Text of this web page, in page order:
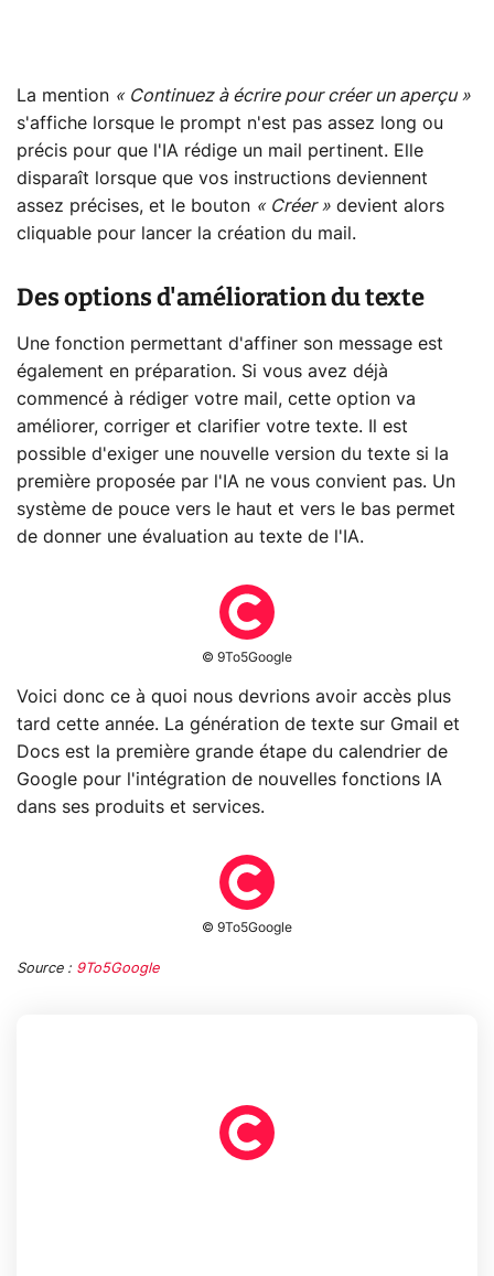
La mention « Continuez à écrire pour créer un aperçu »
s'affiche lorsque le prompt n'est pas assez long ou
précis pour que l'IA rédige un mail pertinent. Elle
disparaît lorsque que vos instructions deviennent
assez précises, et le bouton « Créer » devient alors
cliquable pour lancer la création du mail.
Des options d'amélioration du texte
Une fonction permettant d'affiner son message est
également en préparation. Si vous avez déjà
commencé à rédiger votre mail, cette option va
améliorer, corriger et clarifier votre texte. Il est
possible d'exiger une nouvelle version du texte si la
première proposée par l'IA ne vous convient pas. Un
système de pouce vers le haut et vers le bas permet
de donner une évaluation au texte de l'IA.
© 9To5Google
Voici donc ce à quoi nous devrions avoir accès plus
tard cette année. La génération de texte sur Gmail et
Docs est la première grande étape du calendrier de
Google pour l'intégration de nouvelles fonctions IA
dans ses produits et services.
© 9To5Google
Source : 9To5Google